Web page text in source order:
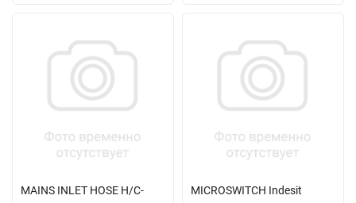
MAINS INLET HOSE H/C-
MICROSWITCH Indesit